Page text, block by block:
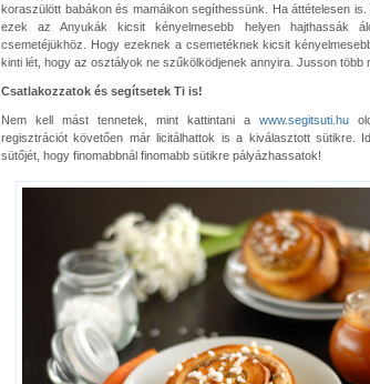
koraszülött babákon és mamáikon segíthessünk. Ha áttételesen
ezek az Anyukák kicsit kényelmesebb helyen hajthassák
csemetéjükhöz. Hogy ezeknek a csemetéknek kicsit
kinti lét, hogy az osztályok ne szűkölködjenek annyira. Jusson több
Csatlakozzatok és segítsetek Ti is!
Nem kell mást tennetek, mint kattintani a www.segitsuti.hu
regisztrációt követően már licitálhattok is a kiválasztott sütikre.
sütőjét, hogy finomabbnál finomabb sütikre pályázhassatok!